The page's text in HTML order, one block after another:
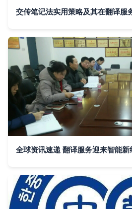
交传笔记法实用策略及其在翻译服
全球资讯速递 翻译服务迎来智能新